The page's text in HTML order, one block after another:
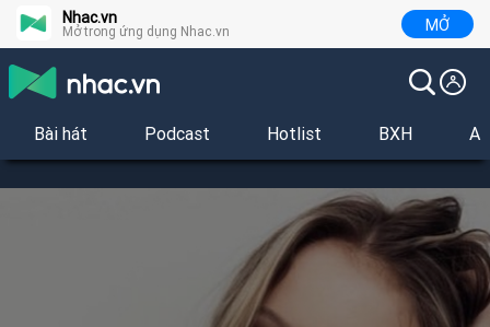
Nhac.vn
Mở trong ứng dụng Nhac.vn MỞ
Bài hát Podcast Hotlist BXH